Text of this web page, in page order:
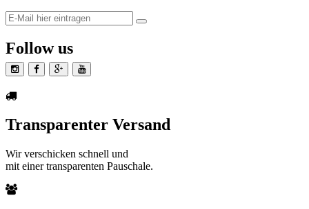
Follow us
Transparenter Versand
Wir verschicken schnell und
mit einer transparenten Pauschale.